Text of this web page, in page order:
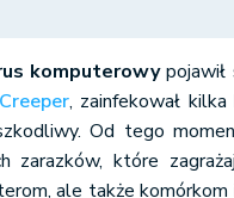
komputerowypojawił
Creeper, zainfekował
Od tego
zarazków, które
ale także